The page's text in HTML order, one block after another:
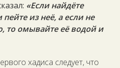
«Если найдёте
из неё, а если не
то омывайте её водой и
хадиса следует, что